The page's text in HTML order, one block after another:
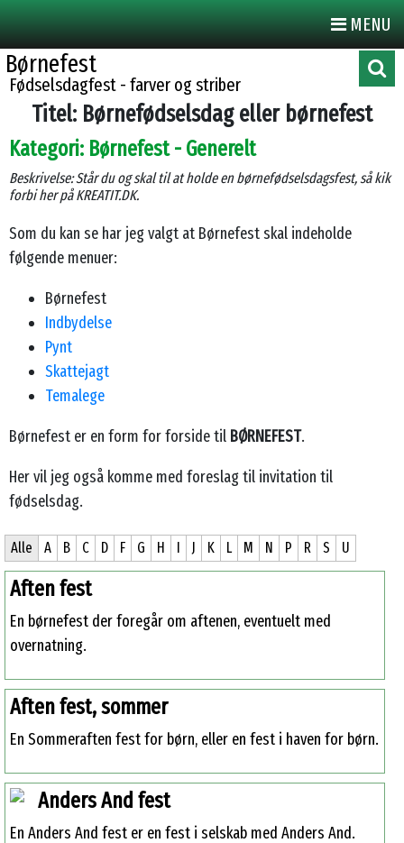
Børnefest
Fødselsdagfest - farver og striber
MENU
Titel: Børnefødselsdag eller børnefest
Kategori: Børnefest - Generelt
Beskrivelse: Står du og skal til at holde en børnefødselsdagsfest, så kik
forbi her på KREATIT.DK.
Som du kan se har jeg valgt at Børnefest skal indeholde
følgende menuer:
Børnefest
Indbydelse
Pynt
Skattejagt
Temalege
Børnefest er en form for forside til BØRNEFEST.
Her vil jeg også komme med foreslag til invitation til
fødselsdag.
Alle A B C D F G H I J K L M N P R S U
Aften fest
En børnefest der foregår om aftenen, eventuelt med
overnatning.
Aften fest, sommer
En Sommeraften fest for børn, eller en fest i haven for børn.
Anders And fest
En Anders And fest er en fest i selskab med Anders And.
No matching entries